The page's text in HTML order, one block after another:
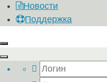
Новости
Поддержка